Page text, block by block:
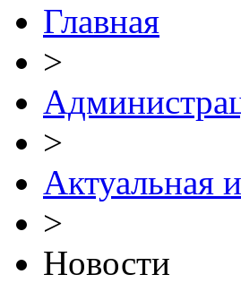
Главная
>
>
Актуальная
>
Новости